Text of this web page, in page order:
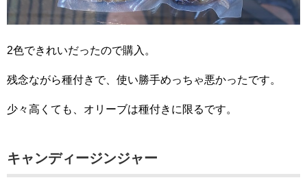
2色できれいだったので購入。
残念ながら種付きで、使い勝手めっちゃ悪かったです。
少々高くても、オリーブは種付きに限るです。
キャンディージンジャー